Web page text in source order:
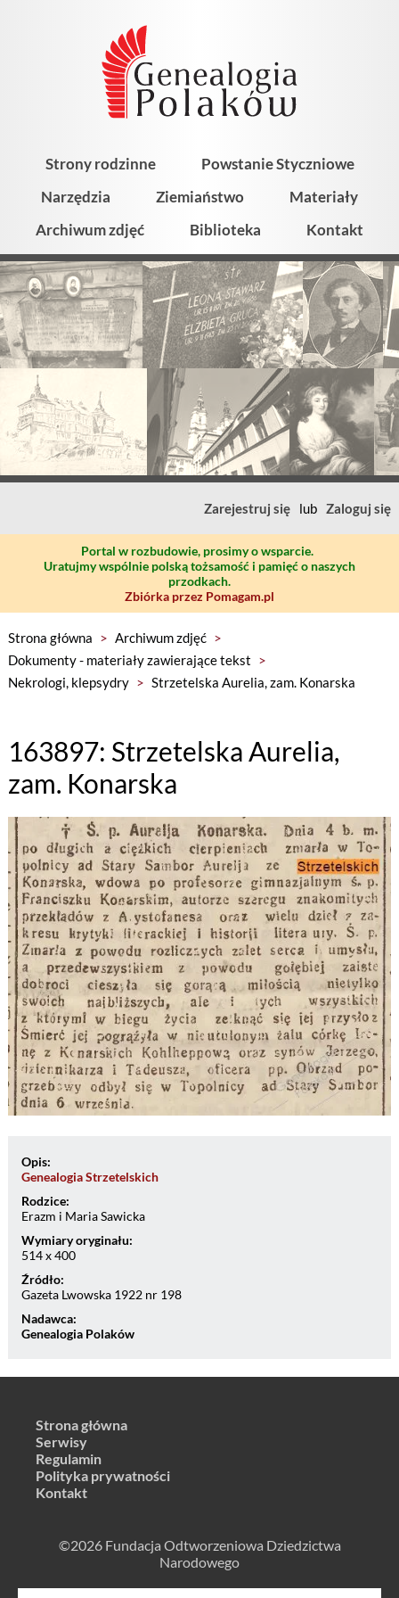
Strony rodzinne
Powstanie Styczniowe
Narzędzia
Ziemiaństwo
Materiały
Archiwum zdjęć
Biblioteka Kontakt
Zarejestruj się lub Zaloguj się
Portal w rozbudowie, prosimy o wsparcie.
Uratujmy wspólnie polską tożsamość i pamięć o naszych
przodkach.
Zbiórka przez Pomagam.pl
Strona główna > Archiwum zdjęć >
Dokumenty - materiały zawierające tekst >
Nekrologi, klepsydry > Strzetelska Aurelia, zam. Konarska
163897: Strzetelska Aurelia,
zam. Konarska
Opis:
Genealogia Strzetelskich
Rodzice:
Erazm i Maria Sawicka
Wymiary oryginału:
514 x 400
Źródło:
Gazeta Lwowska 1922 nr 198
Nadawca:
Genealogia Polaków
Strona główna
Serwisy
Regulamin
Polityka prywatności
Kontakt
©2026 Fundacja Odtworzeniowa Dziedzictwa
Narodowego